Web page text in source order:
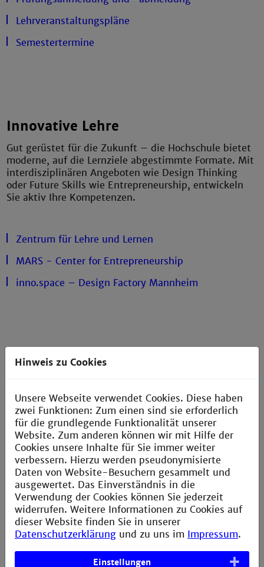
Lehrveranstaltungspläne
Semestertermine
Innovative Lehre
Gut gerüstet für die Zukunft – die Hochschule bietet
moderne, auf die Lernziele abgestimmte Formate. Mit
interdisziplinären Angeboten wie Design Thinking
oder Future Skills wie Entrepreneurship, entwickeln
Sie aktiv Ihre Kompetenzen.
Zentrum für Lehre und Lernen
MARS - Center for Entrepreneurship
inno.space – Design Factory Mannheim
Internationalität
Auslandspraktikum oder als Free Mover auf eigene
Faust, die Hochschule unterstützt Sie in allen
Aspekten bei der Entwicklung Ihrer interkulturellen
Kompetenzen.
International Office
Sprachenzentrum
Partnerhochschulen
Hinweis zu Cookies
Unsere Webseite verwendet Cookies. Diese haben
zwei Funktionen: Zum einen sind sie erforderlich
für die grundlegende Funktionalität unserer
Website. Zum anderen können wir mit Hilfe der
Cookies unsere Inhalte für Sie immer weiter
verbessern. Hierzu werden pseudonymisierte
Daten von Website-Besuchern gesammelt und
ausgewertet. Das Einverständnis in die
Verwendung der Cookies können Sie jederzeit
widerrufen. Weitere Informationen zu Cookies auf
dieser Website finden Sie in unserer
Datenschutzerklärung und zu uns im Impressum.
Einstellungen